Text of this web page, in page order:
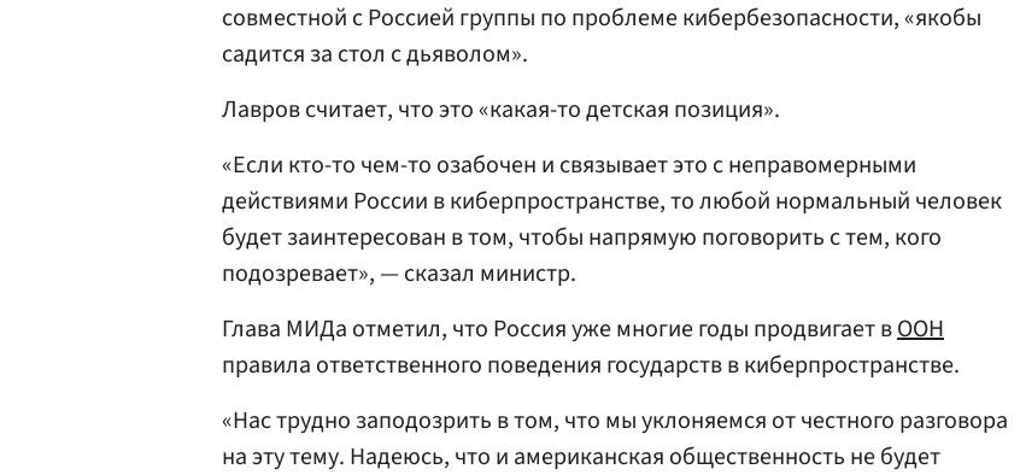
совместной с Россией группы по проблеме кибербезопасности, «якобы
садится за стол с дьяволом».
Лавров считает, что это «какая-то детская позиция».
«Если кто-то чем-то озабочен и связывает это с неправомерными
действиями России в киберпространстве, то любой нормальный человек
будет заинтересован в том, чтобы напрямую поговорить с тем, кого
подозревает», — сказал министр.
Глава МИДа отметил, что Россия уже многие годы продвигает вООН
правила ответственного поведения государств в киберпространстве.
«Нас трудно заподозрить в том, что мы уклоняемся от честного разговора
на эту тему. Надеюсь, что и американская общественность не будет